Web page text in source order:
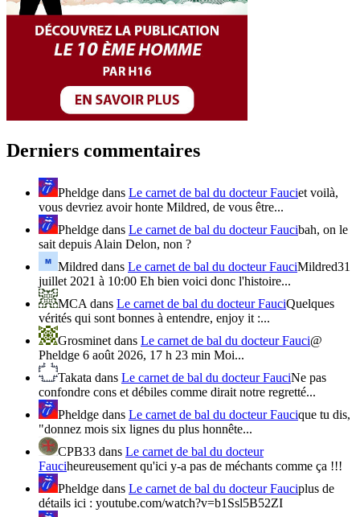
Derniers commentaires
Pheldge dans Le carnet de bal du docteur Fauciet voilà,
vous devriez avoir honte Mildred, de vous être...
Pheldge dans Le carnet de bal du docteur Faucibah, on le
sait depuis Alain Delon, non ?
Mildred dans Le carnet de bal du docteur FauciMildred31
juillet 2021 à 10:00 Eh bien voici donc l'histoire...
MCA dans Le carnet de bal du docteur FauciQuelques
vérités qui sont bonnes à entendre, enjoy it :...
Grosminet dans Le carnet de bal du docteur Fauci@
Pheldge 6 août 2026, 17 h 23 min Moi...
Takata dans Le carnet de bal du docteur FauciNe pas
confondre cons et débiles comme dirait notre regretté...
Pheldge dans Le carnet de bal du docteur Faucique tu dis,
"donnez mois six lignes du plus honnête...
CPB33 dans Le carnet de bal du docteur
Fauciheureusement qu'ici y-a pas de méchants comme ça !!!
Pheldge dans Le carnet de bal du docteur Fauciplus de
détails ici : youtube.com/watch?v=b1Ssl5B52ZI